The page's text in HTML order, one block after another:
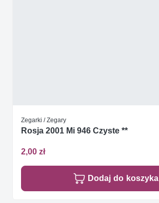
Zegarki / Zegary
Rosja 2001 Mi 946 Czyste **
2,00 zł
Dodaj do koszyka